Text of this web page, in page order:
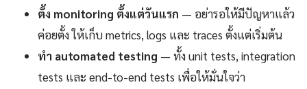
ตั้ง monitoring ตั้งแต่วันแรก — อย่ารอให้มีปัญหาแล้ว
ค่อยตั้ง ให้เก็บ metrics, logs และ traces ตั้งแต่เริ่มต้น
ทำ automated testing — ทั้ง unit tests, integration
tests และ end-to-end tests เพื่อให้มั่นใจว่า